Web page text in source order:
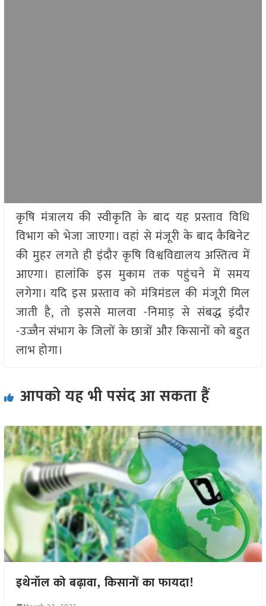
कृषि मंत्रालय की स्वीकृति के बाद यह प्रस्ताव विधि
विभाग को भेजा जाएगा। वहां से मंजूरी के बाद कैबिनेट
की मुहर लगते ही इंदौर कृषि विश्वविद्यालय अस्तित्व में
आएगा। हालांकि इस मुकाम तक पहुंचने में समय
लगेगा। यदि इस प्रस्ताव को मंत्रिमंडल की मंजूरी मिल
जाती है, तो इससे मालवा -निमाड़ से संबद्ध इंदौर
-उज्जैन संभाग के जिलों के छात्रों और किसानों को बहुत
लाभ होगा।
आपको यह भी पसंद आ सकता हैं
इथेनॉल को बढ़ावा, किसानों का फायदा!